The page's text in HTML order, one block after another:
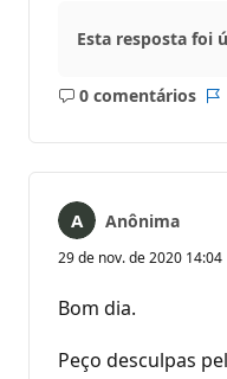
Esta resposta foi
0 comentários
Sem
Anônima
29 de nov. de 2020 14:04
Bom dia.
Peço desculpas